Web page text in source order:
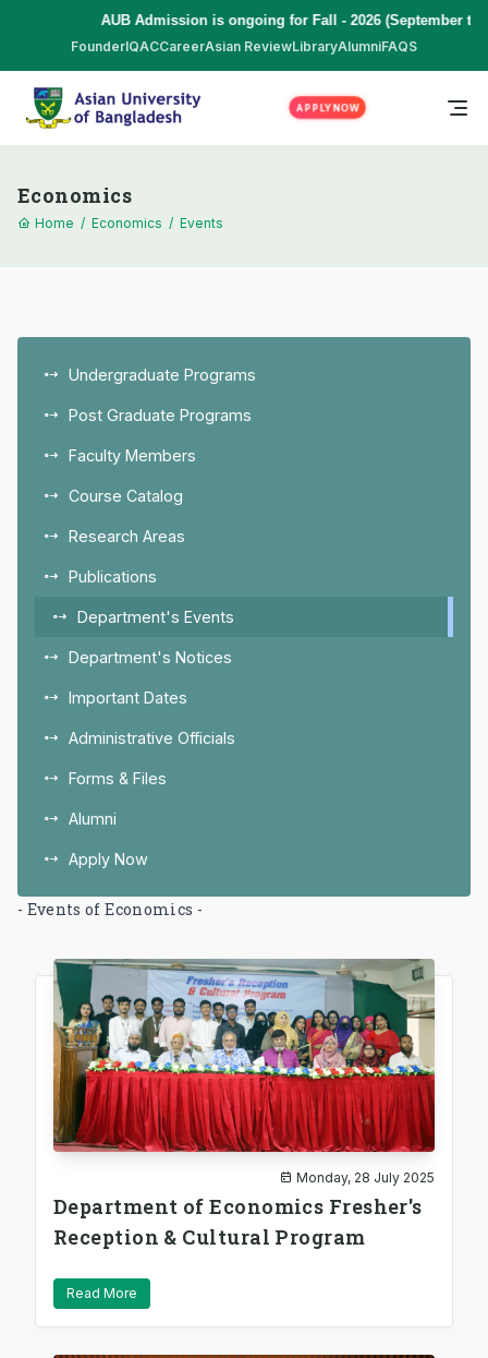
AUB Admission is ongoing for Fall - 2026 (September to
FounderIQACCareerAsian ReviewLibraryAlumniFAQS
APPLY NOW
Economics
Home / Economics / Events
Undergraduate Programs
Post Graduate Programs
Faculty Members
Course Catalog
Research Areas
Publications
Department's Events
Department's Notices
Important Dates
Administrative Officials
Forms & Files
Alumni
Apply Now
- Events of Economics -
Monday, 28 July 2025
Department of Economics Fresher's
Reception & Cultural Program
Read More